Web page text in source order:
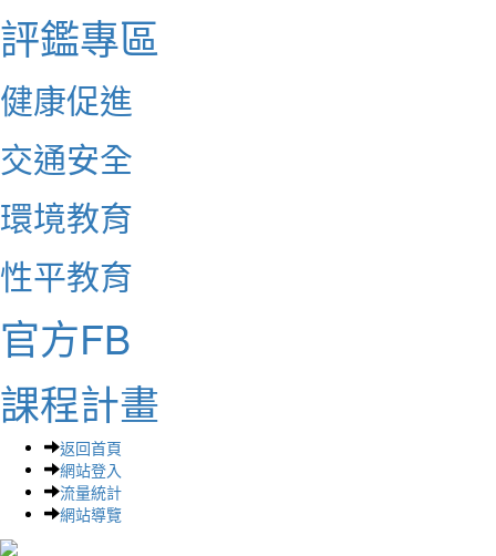
評鑑專區
健康促進
交通安全
環境教育
性平教育
官方FB
課程計畫
返回首頁
網站登入
流量統計
網站導覽